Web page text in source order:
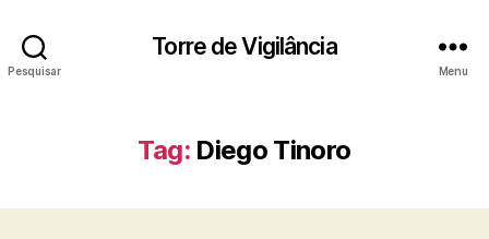
Pesquisar
Torre de Vigilância
Menu
Tag: Diego Tinoro